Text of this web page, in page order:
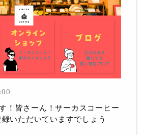
！皆さーん！サーカスコーヒー
いただいていますでしょう